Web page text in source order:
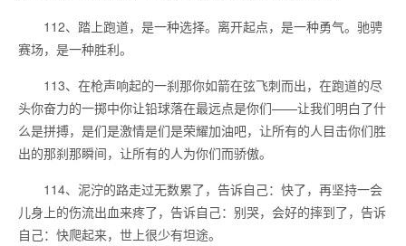
112、踏上跑道，是一种选择。离开起点，是一种勇气。驰骋
赛场，是一种胜利。
113、在枪声响起的一刹那你如箭在弦飞刺而出，在跑道的尽
头你奋力的一掷中你让铅球落在最远点是你们——让我们明白了什
么是拼搏，是们是激情是们是荣耀加油吧，让所有的人目击你们胜
出的那刹那瞬间，让所有的人为你们而骄傲。
114、泥泞的路走过无数累了，告诉自己：快了，再坚持一会
儿身上的伤流出血来疼了，告诉自己：别哭，会好的摔到了，告诉
自己：快爬起来，世上很少有坦途。